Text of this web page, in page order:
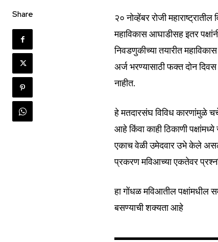
Join our
of the
To subscribe, simply enter
the subscribe button below.
6,300
Share
२० नोव्हेंबर रोजी
महाविकास आघाडीसह इतर
निवडणुकीच्या तयारीत
अर्ज भरण्यासाठी फक्त दोन
नाहीत.
हे मतदारसंघ विविध कारणांमुळे
आहे किंवा काही ठिकाणी
एकाच वेळी उमेदवार उभे केले
प्रकरण मविआच्या एकतेवर
हा गोंधळ मविआतील पक्षांमधील
बसण्याची शक्यता आहे